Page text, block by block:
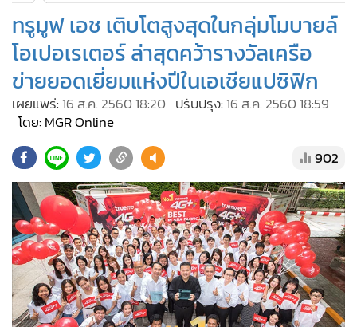
คอลัมนิสต์
• ละคร
• CbizReview
• Cyber BIZ
• ผู้จัดกวน
• Green Innovation & SD
• Management & HR
• MGR Live
• Infographic
• การเมือง
• ท่องเที่ยว
• กีฬา
ทรูมูฟ เอช เติบโตสูงสุดในกลุ่มโมบายล์
โอเปอเรเตอร์ ล่าสุดคว้ารางวัลเครือ
ข่ายยอดเยี่ยมแห่งปีในเอเชียแปซิฟิก
เผยแพร่: 16 ส.ค. 2560 18:20 ปรับปรุง: 16 ส.ค. 2560 18:59
โดย: MGR Online
902